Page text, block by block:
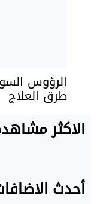
الرؤوس
طرق العلاج
الاكثر
أحدث